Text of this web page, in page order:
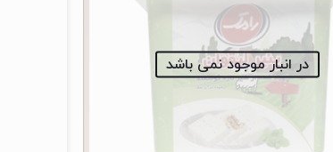
در انبار موجود نمی باشد